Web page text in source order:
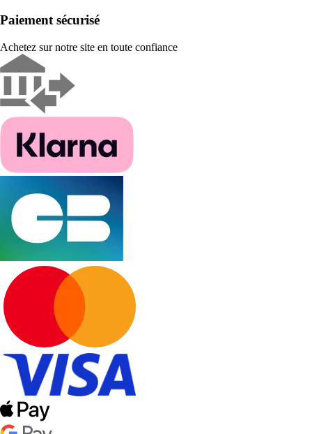
Paiement sécurisé
Achetez sur notre site en toute confiance